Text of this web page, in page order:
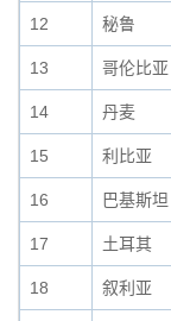
12 秘鲁
13 哥伦比亚
14 丹麦
15 利比亚
16 巴基斯坦
17 土耳其
18 叙利亚